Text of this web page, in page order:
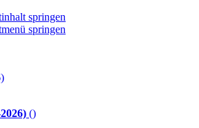
springen
springen
()